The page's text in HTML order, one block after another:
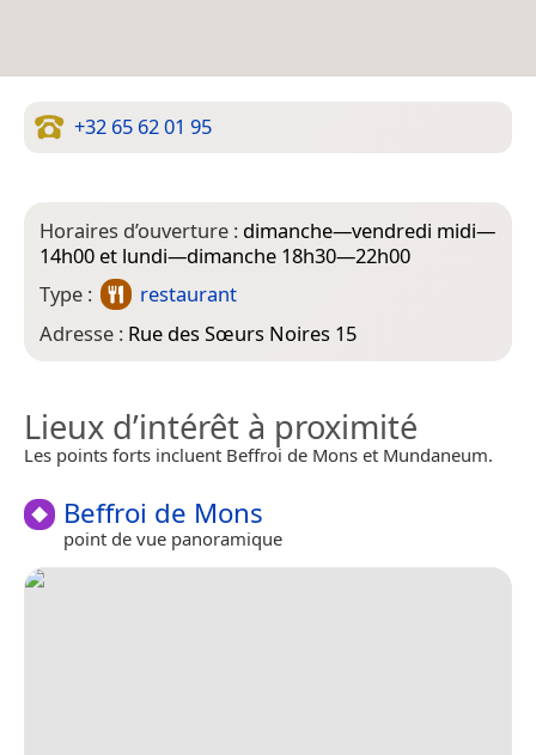
+32 65 62 01 95
Horaires d’ouverture : dimanche—vendredi midi—
14h00 et lundi—dimanche 18h30—22h00
Type :
restaurant
Adresse : Rue des Sœurs Noires 15
Lieux d’intérêt à proximité
Les points forts incluent Beffroi de Mons et Mundaneum.
Beffroi de Mons
point de vue panoramique